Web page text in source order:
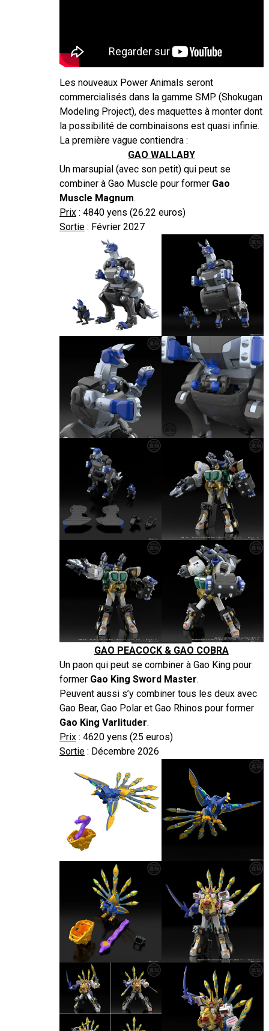
Les nouveaux Power Animals seront
commercialisés dans la gamme SMP (Shokugan
Modeling Project), des maquettes à monter dont
la possibilité de combinaisons est quasi infinie.
La première vague contiendra :
GAO WALLABY
Un marsupial (avec son petit) qui peut se
combiner à Gao Muscle pour former Gao
Muscle Magnum.
Prix : 4840 yens (26.22 euros)
Sortie : Février 2027
GAO PEACOCK & GAO COBRA
Un paon qui peut se combiner à Gao King pour
former Gao King Sword Master.
Peuvent aussi s’y combiner tous les deux avec
Gao Bear, Gao Polar et Gao Rhinos pour former
Gao King Varlituder.
Prix : 4620 yens (25 euros)
Sortie : Décembre 2026